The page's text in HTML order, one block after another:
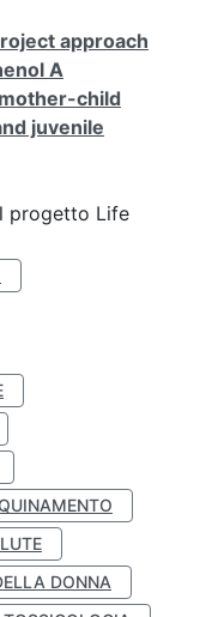
approach
A
child
juvenile
progetto Life
DONNA